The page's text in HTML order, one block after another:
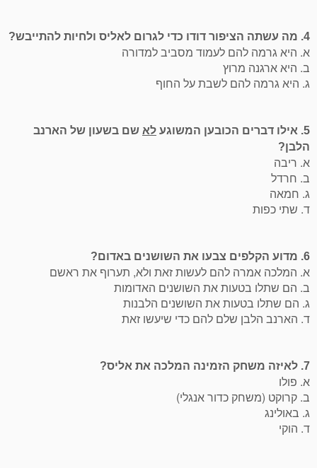
4. מה עשתה הציפור דודו כדי לגרום לאליס ולחיות להתייבש?
א. היא גרמה להם לעמוד מסביב למדורה
ב. היא ארגנה מרוץ
ג. היא גרמה להם לשבת על החוף
5. אילו דברים הכובען המשוגע לא שם בשעון של הארנב
הלבן?
א. ריבה
ב. חרדל
ג. חמאה
ד. שתי כפות
6. מדוע הקלפים צבעו את השושנים באדום?
א. המלכה אמרה להם לעשות זאת ולא, תערוף את ראשם
ב. הם שתלו בטעות את השושנים האדומות
ג. הם שתלו בטעות את השושנים הלבנות
ד. הארנב הלבן שלם להם כדי שיעשו זאת
7. לאיזה משחק הזמינה המלכה את אליס?
א. פולו
ב. קרוקט (משחק כדור אנגלי)
ג. באולינג
ד. הוקי